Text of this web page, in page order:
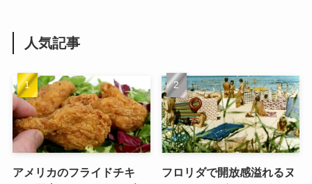
人気記事
アメリカのフライドチキ
フロリダで開放感溢れるヌ